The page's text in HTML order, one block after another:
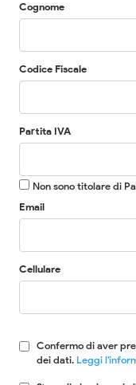
Cognome
Codice Fiscale
Partita IVA
Non sono titolare di
Email
Cellulare
Confermo di aver
dei dati. Leggi